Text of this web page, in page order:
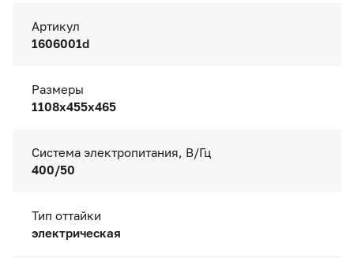
Артикул
1606001d
Размеры
1108x455x465
Система электропитания, В/Гц
400/50
Тип оттайки
электрическая